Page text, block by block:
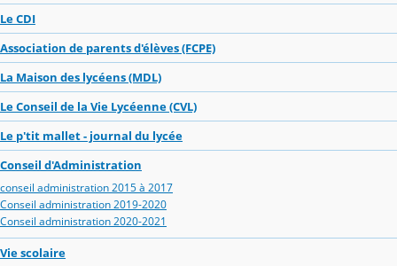
Le CDI
Association de parents d'élèves (FCPE)
La Maison des lycéens (MDL)
Le Conseil de la Vie Lycéenne (CVL)
Le p'tit mallet - journal du lycée
Conseil d'Administration
conseil administration 2015 à 2017
Conseil administration 2019-2020
Conseil administration 2020-2021
Vie scolaire